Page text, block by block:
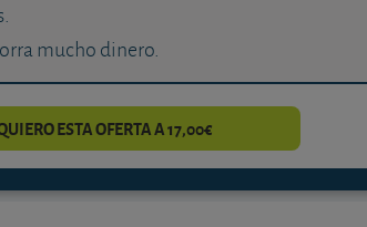
mucho dinero.
ESTA OFERTA A 17,00€